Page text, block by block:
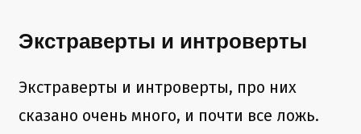
Экстраверты и интроверты
Экстраверты и интроверты, про них
сказано очень много, и почти все ложь.